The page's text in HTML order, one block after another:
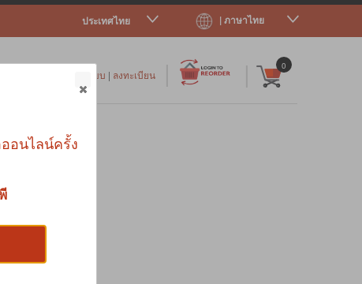
| ภาษาไทย
ประเทศไทย
0
เข้าสู่ระบบ | ลงทะเบียน
อนไลน์ครั้ง